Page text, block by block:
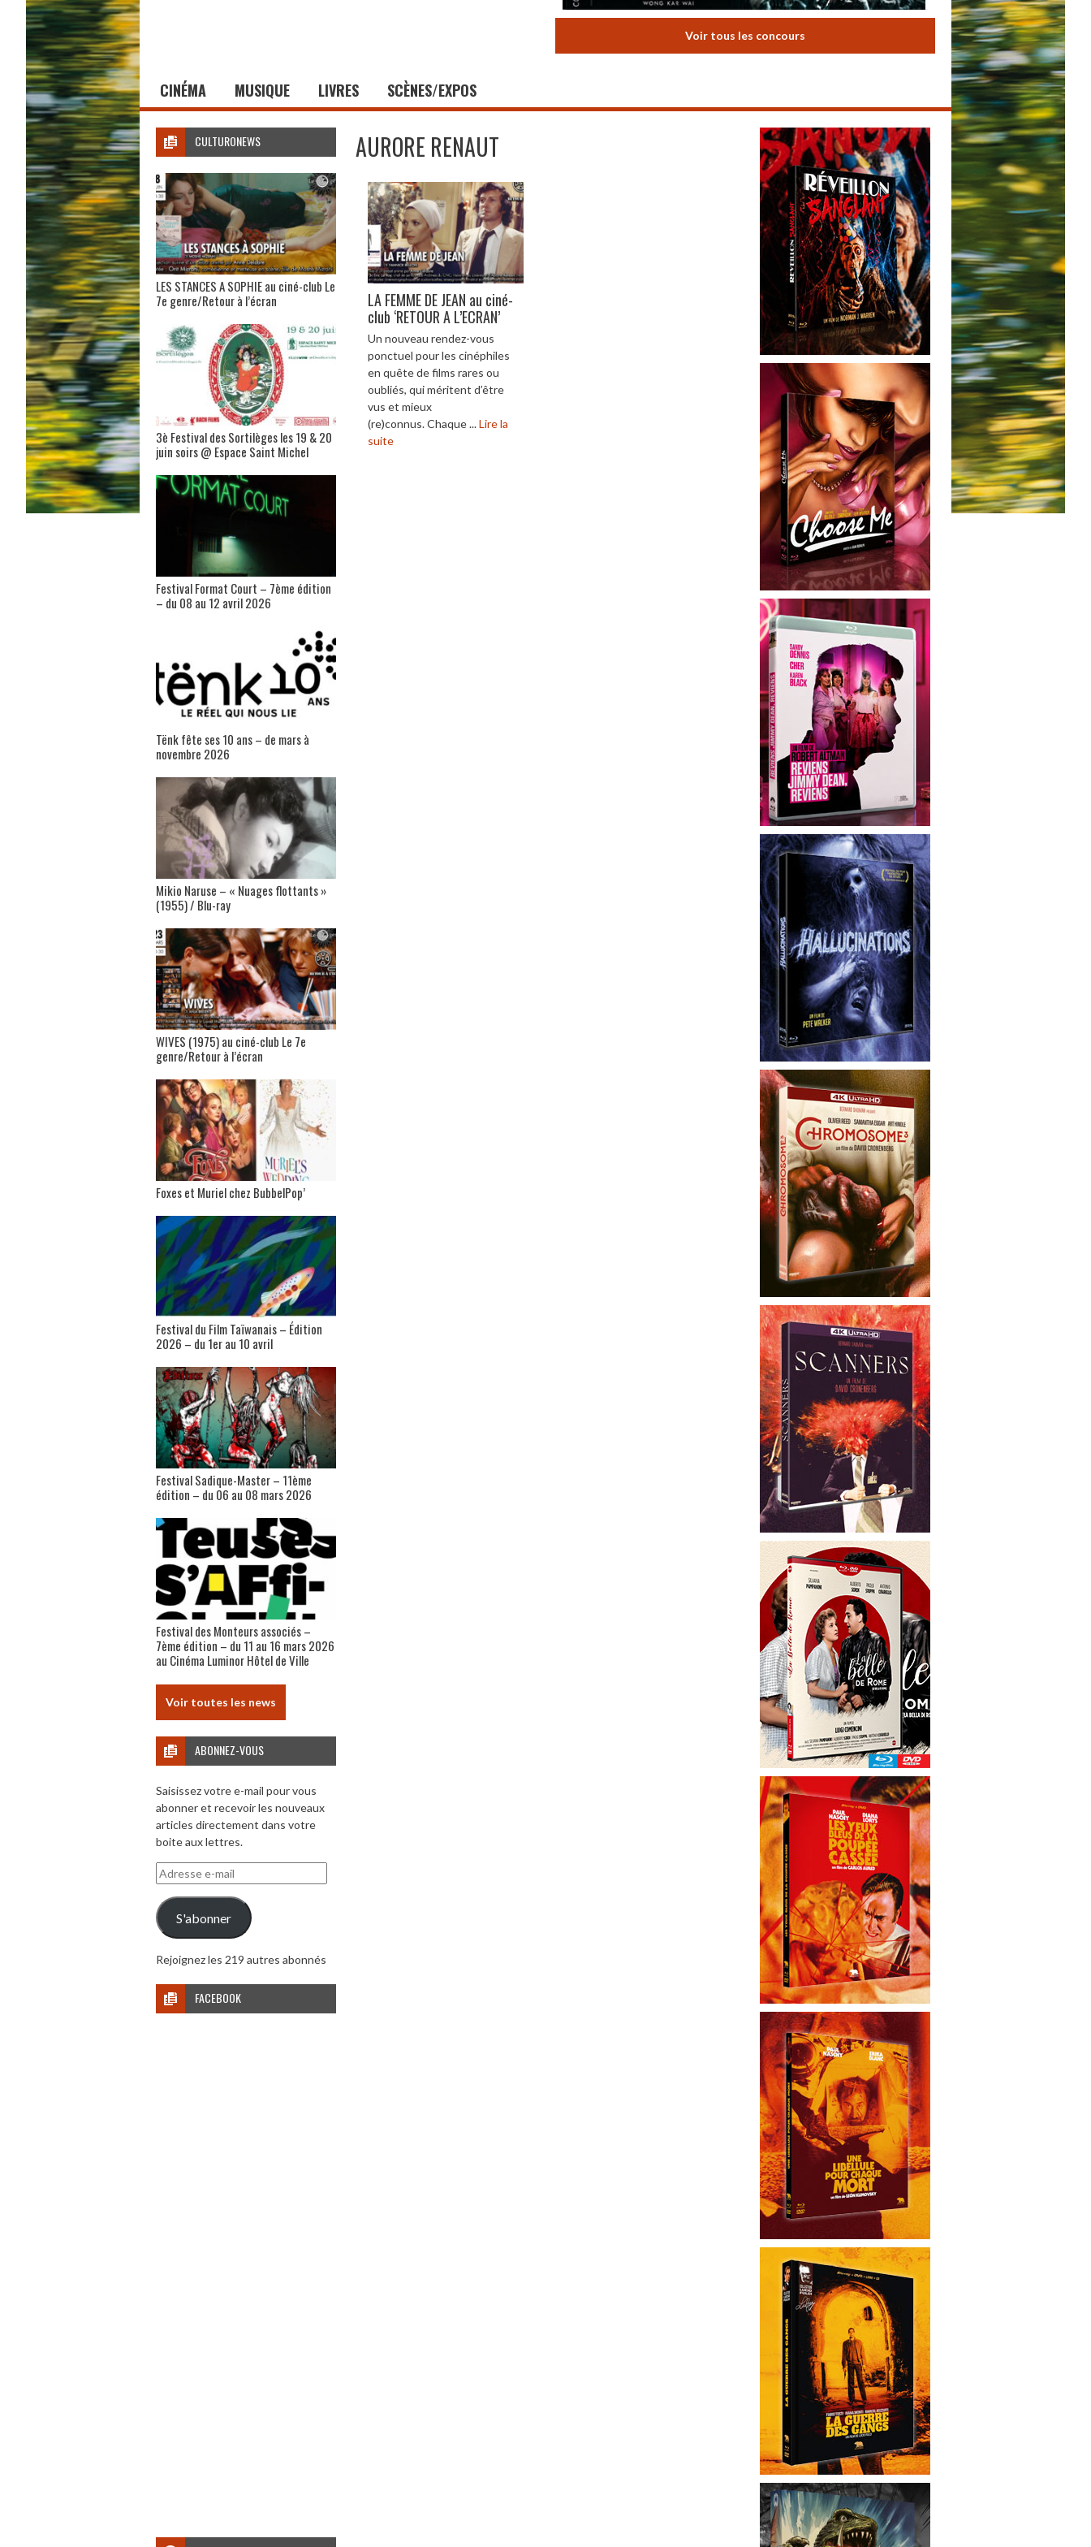
Voir tous les concours
CINÉMA MUSIQUE LIVRES SCÈNES/EXPOS
AURORE RENAUT
LA FEMME DE JEAN au ciné-
club ‘RETOUR A L’ECRAN’
Un nouveau rendez-vous
ponctuel pour les cinéphiles
en quête de films rares ou
oubliés, qui méritent d’être
vus et mieux
(re)connus. Chaque ...Lire la
suite
CULTURONEWS
LES STANCES A SOPHIE au ciné-club Le
7e genre/Retour à l’écran
3è Festival des Sortilèges les 19 & 20
juin soirs @ Espace Saint Michel
Festival Format Court – 7ème édition
– du 08 au 12 avril 2026
Tënk fête ses 10 ans – de mars à
novembre 2026
Mikio Naruse – « Nuages flottants »
(1955) / Blu-ray
WIVES (1975) au ciné-club Le 7e
genre/Retour à l’écran
Foxes et Muriel chez BubbelPop’
Festival du Film Taïwanais – Édition
2026 – du 1er au 10 avril
Festival Sadique-Master – 11ème
édition – du 06 au 08 mars 2026
Festival des Monteurs associés –
7ème édition – du 11 au 16 mars 2026
au Cinéma Luminor Hôtel de Ville
Voir toutes les news
ABONNEZ-VOUS
Saisissez votre e-mail pour vous
abonner et recevoir les nouveaux
articles directement dans votre
boite aux lettres.
Adresse
e-
mail
S'abonner
Rejoignez les 219 autres abonnés
FACEBOOK